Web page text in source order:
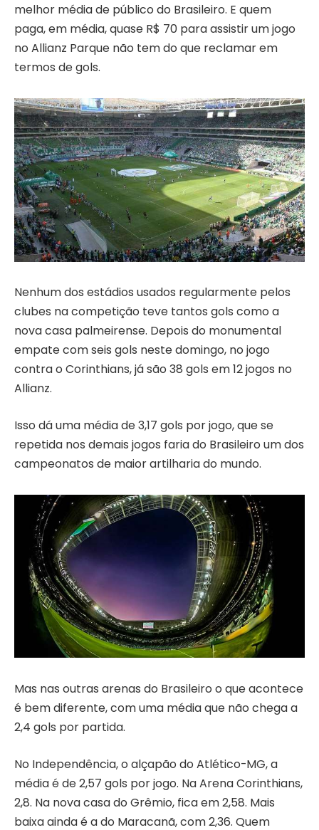
melhor média de público do Brasileiro. E quem
paga, em média, quase R$ 70 para assistir um jogo
no Allianz Parque não tem do que reclamar em
termos de gols.
Nenhum dos estádios usados regularmente pelos
clubes na competição teve tantos gols como a
nova casa palmeirense. Depois do monumental
empate com seis gols neste domingo, no jogo
contra o Corinthians, já são 38 gols em 12 jogos no
Allianz.
Isso dá uma média de 3,17 gols por jogo, que se
repetida nos demais jogos faria do Brasileiro um dos
campeonatos de maior artilharia do mundo.
Mas nas outras arenas do Brasileiro o que acontece
é bem diferente, com uma média que não chega a
2,4 gols por partida.
No Independência, o alçapão do Atlético-MG, a
média é de 2,57 gols por jogo. Na Arena Corinthians,
2,8. Na nova casa do Grêmio, fica em 2,58. Mais
baixa ainda é a do Maracanã, com 2,36. Quem